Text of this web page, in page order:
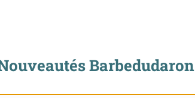
Barbedudaron